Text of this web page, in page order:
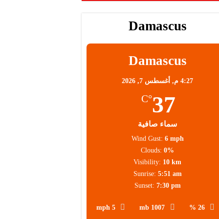
Damascus
Damascus
4:27 م, أغسطس 7, 2026
37
°C
سماء صافية
26 %
1007 mb
5 mph
Wind Gust: 6 mph
Clouds: 0%
Visibility: 10 km
Sunrise: 5:51 am
Sunset: 7:30 pm